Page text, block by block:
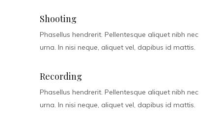
Shooting
Phasellus hendrerit. Pellentesque aliquet nibh nec
urna. In nisi neque, aliquet vel, dapibus id mattis.
Recording
Phasellus hendrerit. Pellentesque aliquet nibh nec
urna. In nisi neque, aliquet vel, dapibus id mattis.